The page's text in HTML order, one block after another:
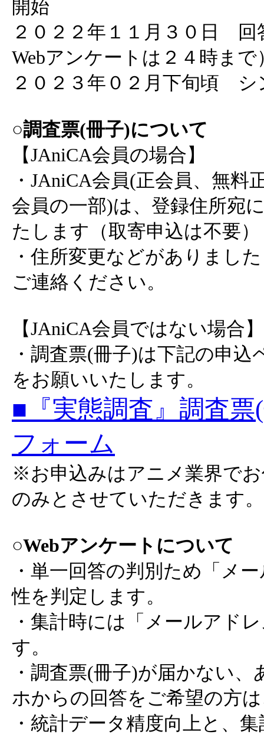
開始
２０２２年１１月３０日 回
Webアンケートは２４時まで
２０２３年０２月下旬頃 シ
○調査票(冊子)について
【JAniCA会員の場合】
・JAniCA会員(正会員、無料
会員の一部)は、登録住所宛
たします（取寄申込は不要）
・住所変更などがありまし
ご連絡ください。
【JAniCA会員ではない場合】
・調査票(冊子)は下記の申
をお願いいたします。
■『実態調査』調査
フォーム
※お申込みはアニメ業界で
のみとさせていただきます。
○Webアンケートについて
・単一回答の判別ため「メ
性を判定します。
・集計時には「メールアド
す。
・調査票(冊子)が届かない
ホからの回答をご希望の方
・統計データ精度向上と、